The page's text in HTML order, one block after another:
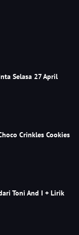
Selasa 27 April
Crinkles Cookies
Toni And I + Lirik